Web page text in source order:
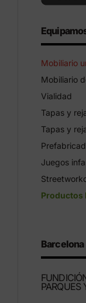
Mobiliario
Mobiliario
Vialidad
Tapas y
Tapas y
Juegos
Productos
Barcelona
PARQUES